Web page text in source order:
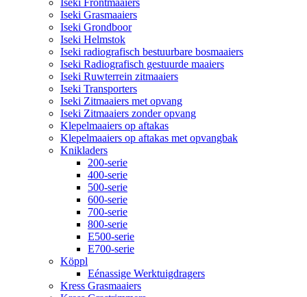
Iseki Grasmaaiers
Iseki Grondboor
Iseki Helmstok
Iseki radiografisch bestuurbare bosmaaiers
Iseki Radiografisch gestuurde maaiers
Iseki Ruwterrein zitmaaiers
Iseki Transporters
Iseki Zitmaaiers met opvang
Iseki Zitmaaiers zonder opvang
Klepelmaaiers op aftakas
Klepelmaaiers op aftakas met opvangbak
Knikladers
200-serie
400-serie
500-serie
600-serie
700-serie
800-serie
E500-serie
E700-serie
Köppl
Eénassige Werktuigdragers
Kress Grasmaaiers